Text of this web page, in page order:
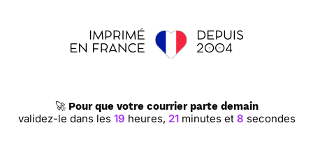
🚀 Pour que votre courrier parte demain
validez-le dans les 19 heures, 21minutes et 8 secondes